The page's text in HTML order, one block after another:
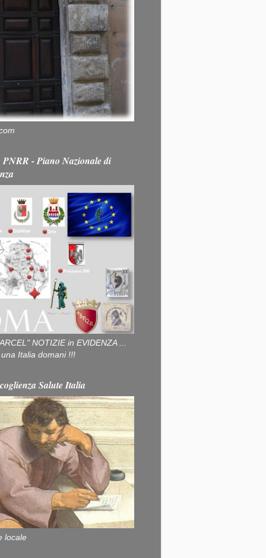
- Piano Nazionale di
NOTIZIE in EVIDENZA ...
Italia domani !!!
Salute Italia
locale